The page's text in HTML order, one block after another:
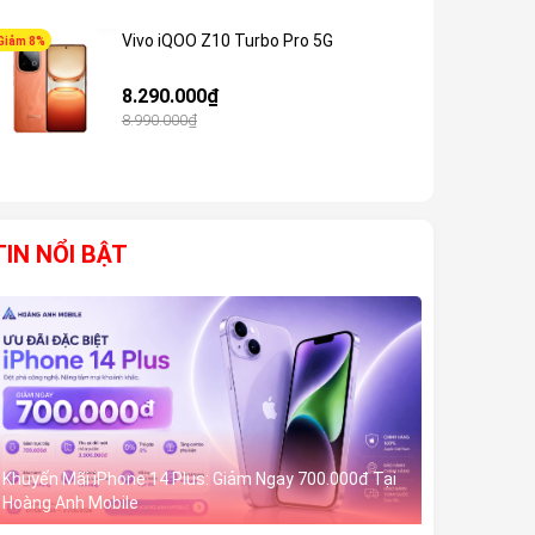
8% Vivo iQOO Z10 Turbo Pro 5G
8.290.000₫
8.990.000₫
NỔI BẬT
Khuyến Mãi iPhone 14 Plus: Giảm Ngay 700.000đ Tại
Hoàng Anh Mobile